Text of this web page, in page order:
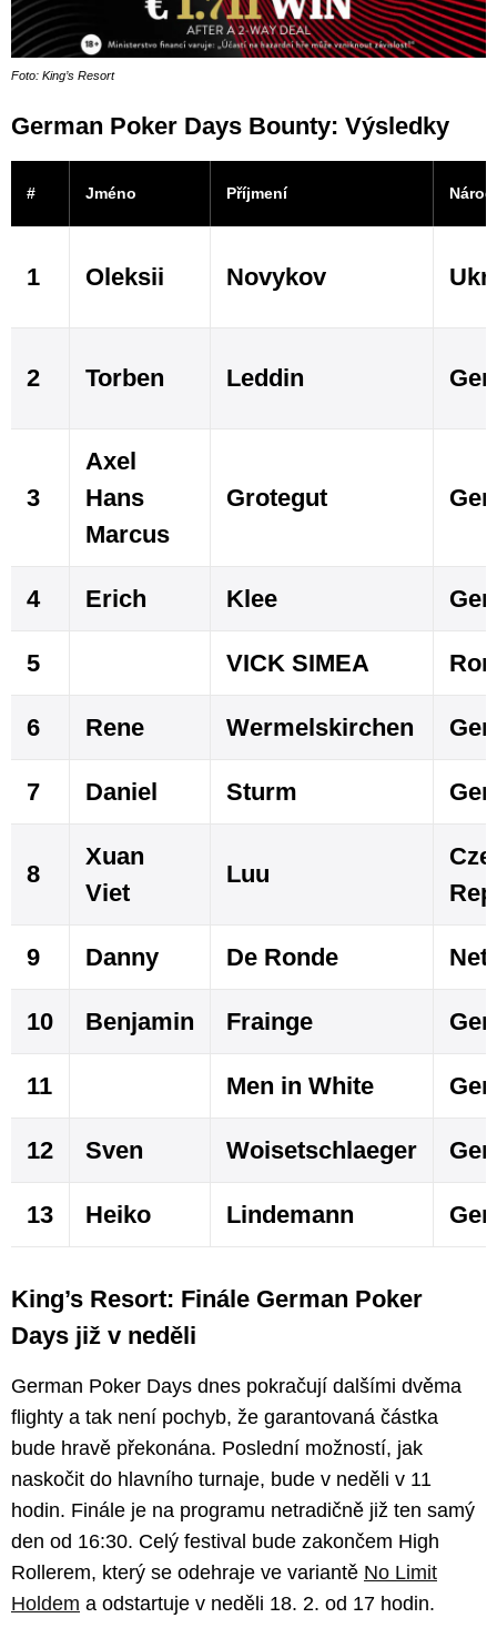
Foto: King’s Resort
German Poker Days Bounty: Výsledky
# Jméno Příjmení
1 Oleksii Novykov
2 Torben Leddin
3
Axel
Hans
Marcus
Grotegut
4 Erich Klee
5 VICK SIMEA
6 Rene Wermelskirchen
7 Daniel Sturm
8
Xuan
Viet
Luu
9 Danny De Ronde
10 Benjamin Frainge
11 Men in White
12 Sven Woisetschlaeger
13 Heiko Lindemann
King’s Resort: Finále German Poker
Days již v neděli
German Poker Days dnes pokračují dalšími dvěma
flighty a tak není pochyb, že garantovaná částka
bude hravě překonána. Poslední možností, jak
naskočit do hlavního turnaje, bude v neděli v 11
hodin. Finále je na programu netradičně již ten samý
den od 16:30. Celý festival bude zakončem High
Rollerem, který se odehraje ve variantě No Limit
Holdem a odstartuje v neděli 18. 2. od 17 hodin.